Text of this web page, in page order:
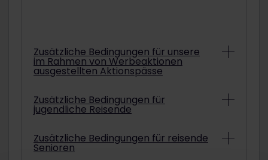
Zusätzliche Bedingungen für unsere
im Rahmen von Werbeaktionen
ausgestellten Aktionspässe
Abhängig von den konkreten
Bedingungen können Interrail-Pässe aus
erstattet oder umgetauscht werden.
Informationen darüber, ob der gekaufte
Zusätzliche Bedingungen für
jugendliche Reisende
Um mit einem ermäßigten Jugendpass
zu reisen, musst du am ausgewählten
Zusätzliche Bedingungen für reisende
Senioren